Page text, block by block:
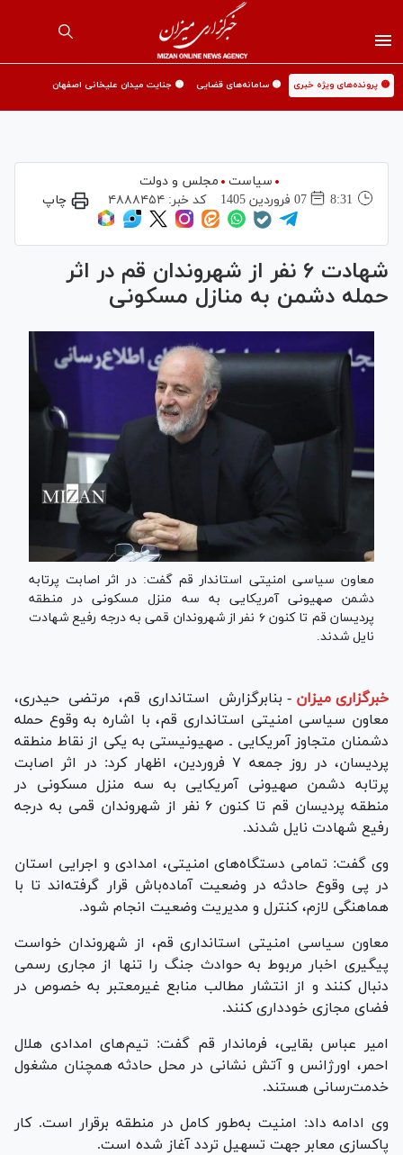
🟡 پرونده‌های ویژه خبری 🟡 سامانه‌های قضایی 🟡 جنایت میدان علیخانی اصفهان
سیاست
مجلس و دولت
8:31
07 فروردين 1405 کد خبر:۴۸۸۸۴۵۴ چاپ
شهادت ۶ نفر از شهروندان قم در اثر
حمله دشمن به منازل مسکونی
معاون سیاسی امنیتی استاندار قم گفت: در اثر اصابت پرتابه
دشمن صهیونی آمریکایی به سه منزل مسکونی در منطقه
پردیسان قم تا کنون ۶ نفر از شهروندان قمی به درجه رفیع شهادت
نایل شدند.
خبرگزاری میزان - بنابرگزارش استانداری قم، مرتضی حیدری،
معاون سیاسی امنیتی استانداری قم، با اشاره به وقوع حمله
دشمنان متجاوز آمریکایی ـ صهیونیستی به یکی از نقاط منطقه
پردیسان، در روز جمعه ۷ فروردین، اظهار کرد: در اثر اصابت
پرتابه دشمن صهیونی آمریکایی به سه منزل مسکونی در
منطقه پردیسان قم تا کنون ۶ نفر از شهروندان قمی به درجه
رفیع شهادت نایل شدند.
وی گفت: تمامی دستگاه‌های امنیتی، امدادی و اجرایی استان
در پی وقوع حادثه در وضعیت آماده‌باش قرار گرفته‌اند تا با
هماهنگی لازم، کنترل و مدیریت وضعیت انجام شود.
معاون سیاسی امنیتی استانداری قم، از شهروندان خواست
پیگیری اخبار مربوط به حوادث جنگ را تنها از مجاری رسمی
دنبال کنند و از انتشار مطالب منابع غیرمعتبر به خصوص در
فضای مجازی خودداری کنند.
امیر عباس بقایی، فرماندار قم گفت: تیم‌های امدادی هلال
احمر، اورژانس و آتش نشانی در محل حادثه همچنان مشغول
خدمت‌رسانی هستند.
وی ادامه داد: امنیت به‌طور کامل در منطقه برقرار است. کار
پاکسازی معابر جهت تسهیل تردد آغاز شده است.